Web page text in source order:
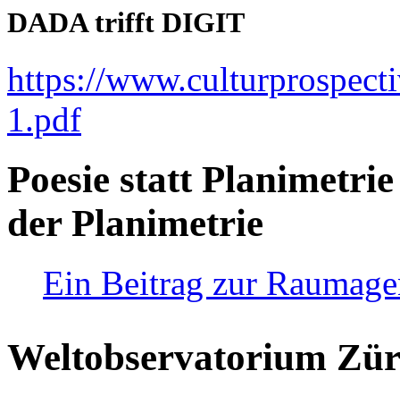
DADA trifft DIGIT
https://
1.pdf
Poesie statt
der Planimetrie
Ein Beitrag zur
Weltobservatorium